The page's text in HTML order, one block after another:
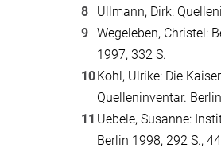
8
Ullmann, Dirk:
9 Wegeleben, Christel:
1997, 332 S.
10Kohl, Ulrike: Die
Quelleninventar.
11 Uebele, Susanne:
Berlin 1998, 292 S.,